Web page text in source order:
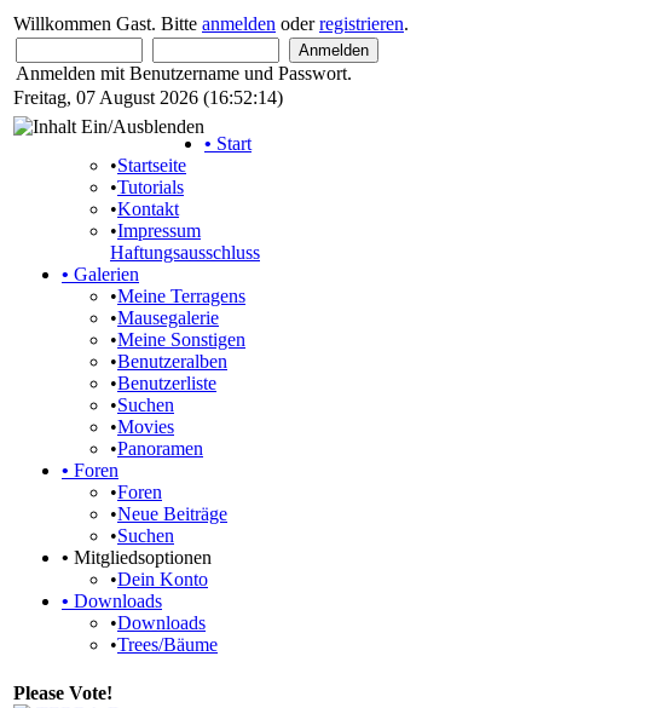
Willkommen Gast. Bitte anmelden oderregistrieren.
Anmelden mit Benutzername und Passwort.
Freitag, 07 August 2026 (16:52:14)
• Start
•Startseite
•Tutorials
•Kontakt
•Impressum
Haftungsausschluss
• Galerien
•Meine Terragens
•Mausegalerie
•Meine Sonstigen
•Benutzeralben
•Benutzerliste
•Suchen
•Movies
•Panoramen
• Foren
•Foren
•Neue Beiträge
•Suchen
• Mitgliedsoptionen
•Dein Konto
• Downloads
•Downloads
•Trees/Bäume
Please Vote!